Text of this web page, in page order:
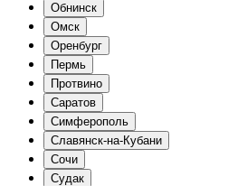
Обнинск
Омск
Оренбург
Пермь
Протвино
Саратов
Симферополь
Славянск-на-Кубани
Сочи
Судак